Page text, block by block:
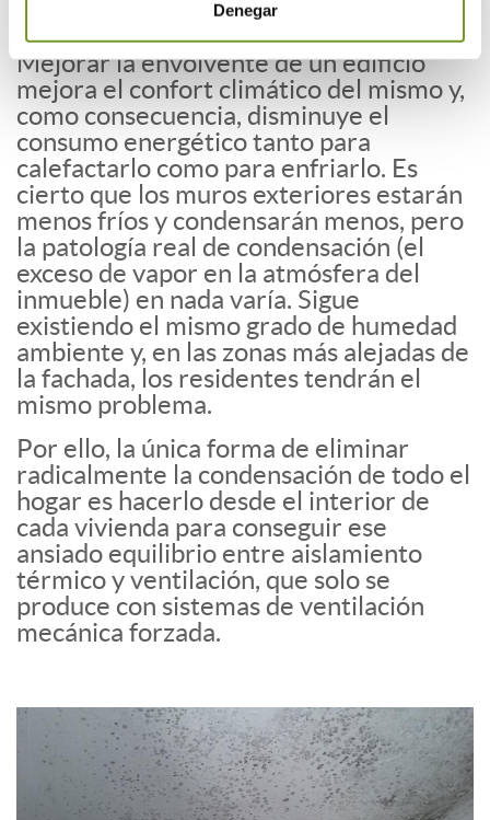
Denegar
Mejorar la envolvente de un edificio
mejora el confort climático del mismo y,
como consecuencia, disminuye el
consumo energético tanto para
calefactarlo como para enfriarlo. Es
cierto que los muros exteriores estarán
menos fríos y condensarán menos, pero
la patología real de condensación (el
exceso de vapor en la atmósfera del
inmueble) en nada varía. Sigue
existiendo el mismo grado de humedad
ambiente y, en las zonas más alejadas de
la fachada, los residentes tendrán el
mismo problema.
Por ello, la única forma de eliminar
radicalmente la condensación de todo el
hogar es hacerlo desde el interior de
cada vivienda para conseguir ese
ansiado equilibrio entre aislamiento
térmico y ventilación, que solo se
produce con sistemas de ventilación
mecánica forzada.